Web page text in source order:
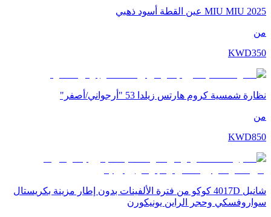
MIU MIU 2025 عين القطة أسود ذهبي
من
KWD350
نظارة شمسية كروم هارتس زيلدا 53 "أرجواني/أصفر"
من
KWD850
شانيل 4017D كوكو من فترة الألفينات بدون إطار مزينة بكريستال
سواروفسكي وحجر الراين يونيكورن